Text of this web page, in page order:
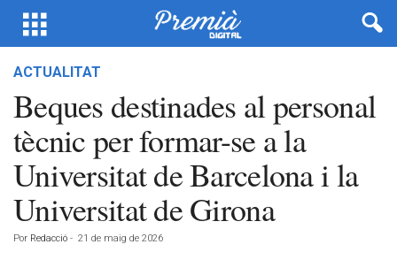
ACTUALITAT
Beques destinades al personal
tècnic per formar-se a la
Universitat de Barcelona i la
Universitat de Girona
Por Redacció - 21 de maig de 2026